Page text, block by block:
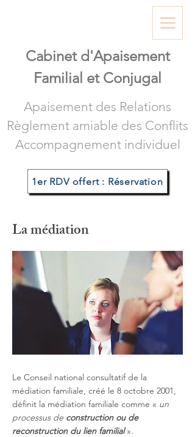
Cabinet d'Apaisement
Familial et Conjugal
Apaisement des Relations
Règlement amiable des Conflits
Accompagnement individuel
1er RDV offert : Réservation
La médiation
Le Conseil national consultatif de la
médiation familiale, créé le 8 octobre 2001,
définit la médiation familiale comme « un
processus de construction ou de
reconstruction du lien familial».